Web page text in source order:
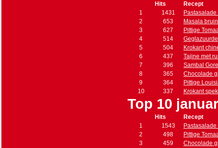
Hits
Recept
1
1431
2
653
Masala
3
627
Pittige
4
514
5
504
Krokant
6
437
Tajine met
7
396
Sambal
8
365
Chocolade
9
364
Pittige
10
337 Krokant
Top 10
Hits
Recept
1
1543
2
498
Pittige
3
459
Chocolade